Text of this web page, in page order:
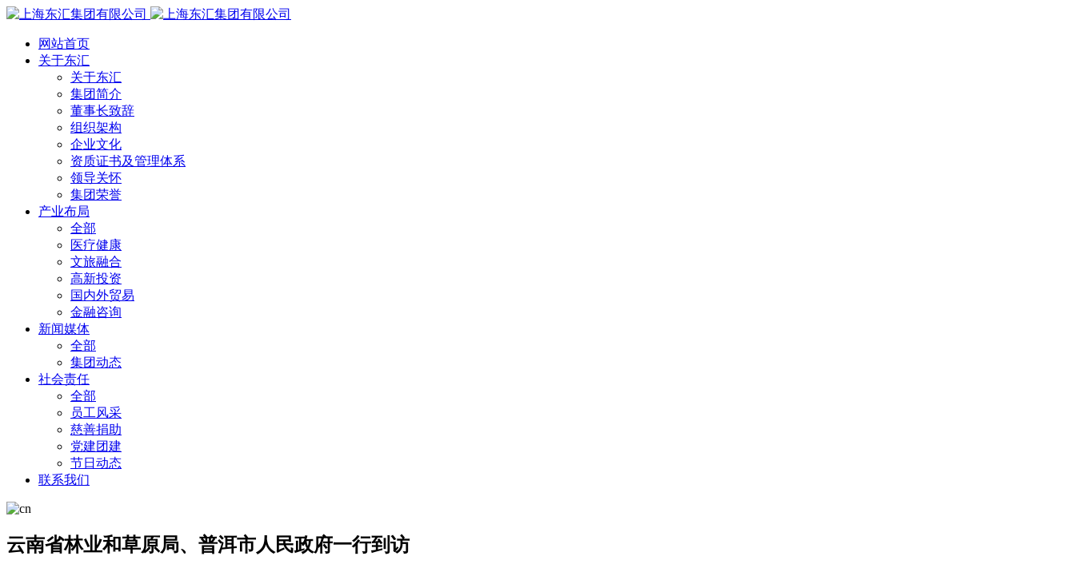
网站首页
关于东汇
关于东汇
集团简介
董事长致辞
组织架构
企业文化
资质证书及管理体系
领导关怀
集团荣誉
产业布局
全部
医疗健康
文旅融合
高新投资
国内外贸易
金融咨询
新闻媒体
全部
集团动态
社会责任
全部
员工风采
慈善捐助
党建团建
节日动态
联系我们
云南省林业和草原局、普洱市人民政府一行到访